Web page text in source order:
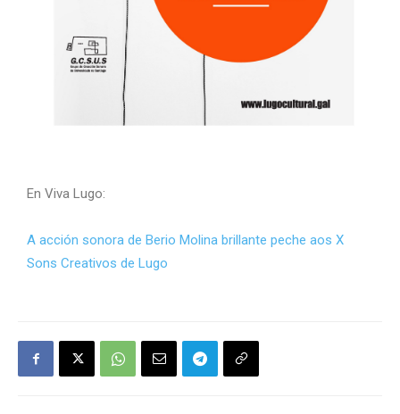
En Viva Lugo:
A acción sonora de Berio Molina brillante peche aos X
Sons Creativos de Lugo